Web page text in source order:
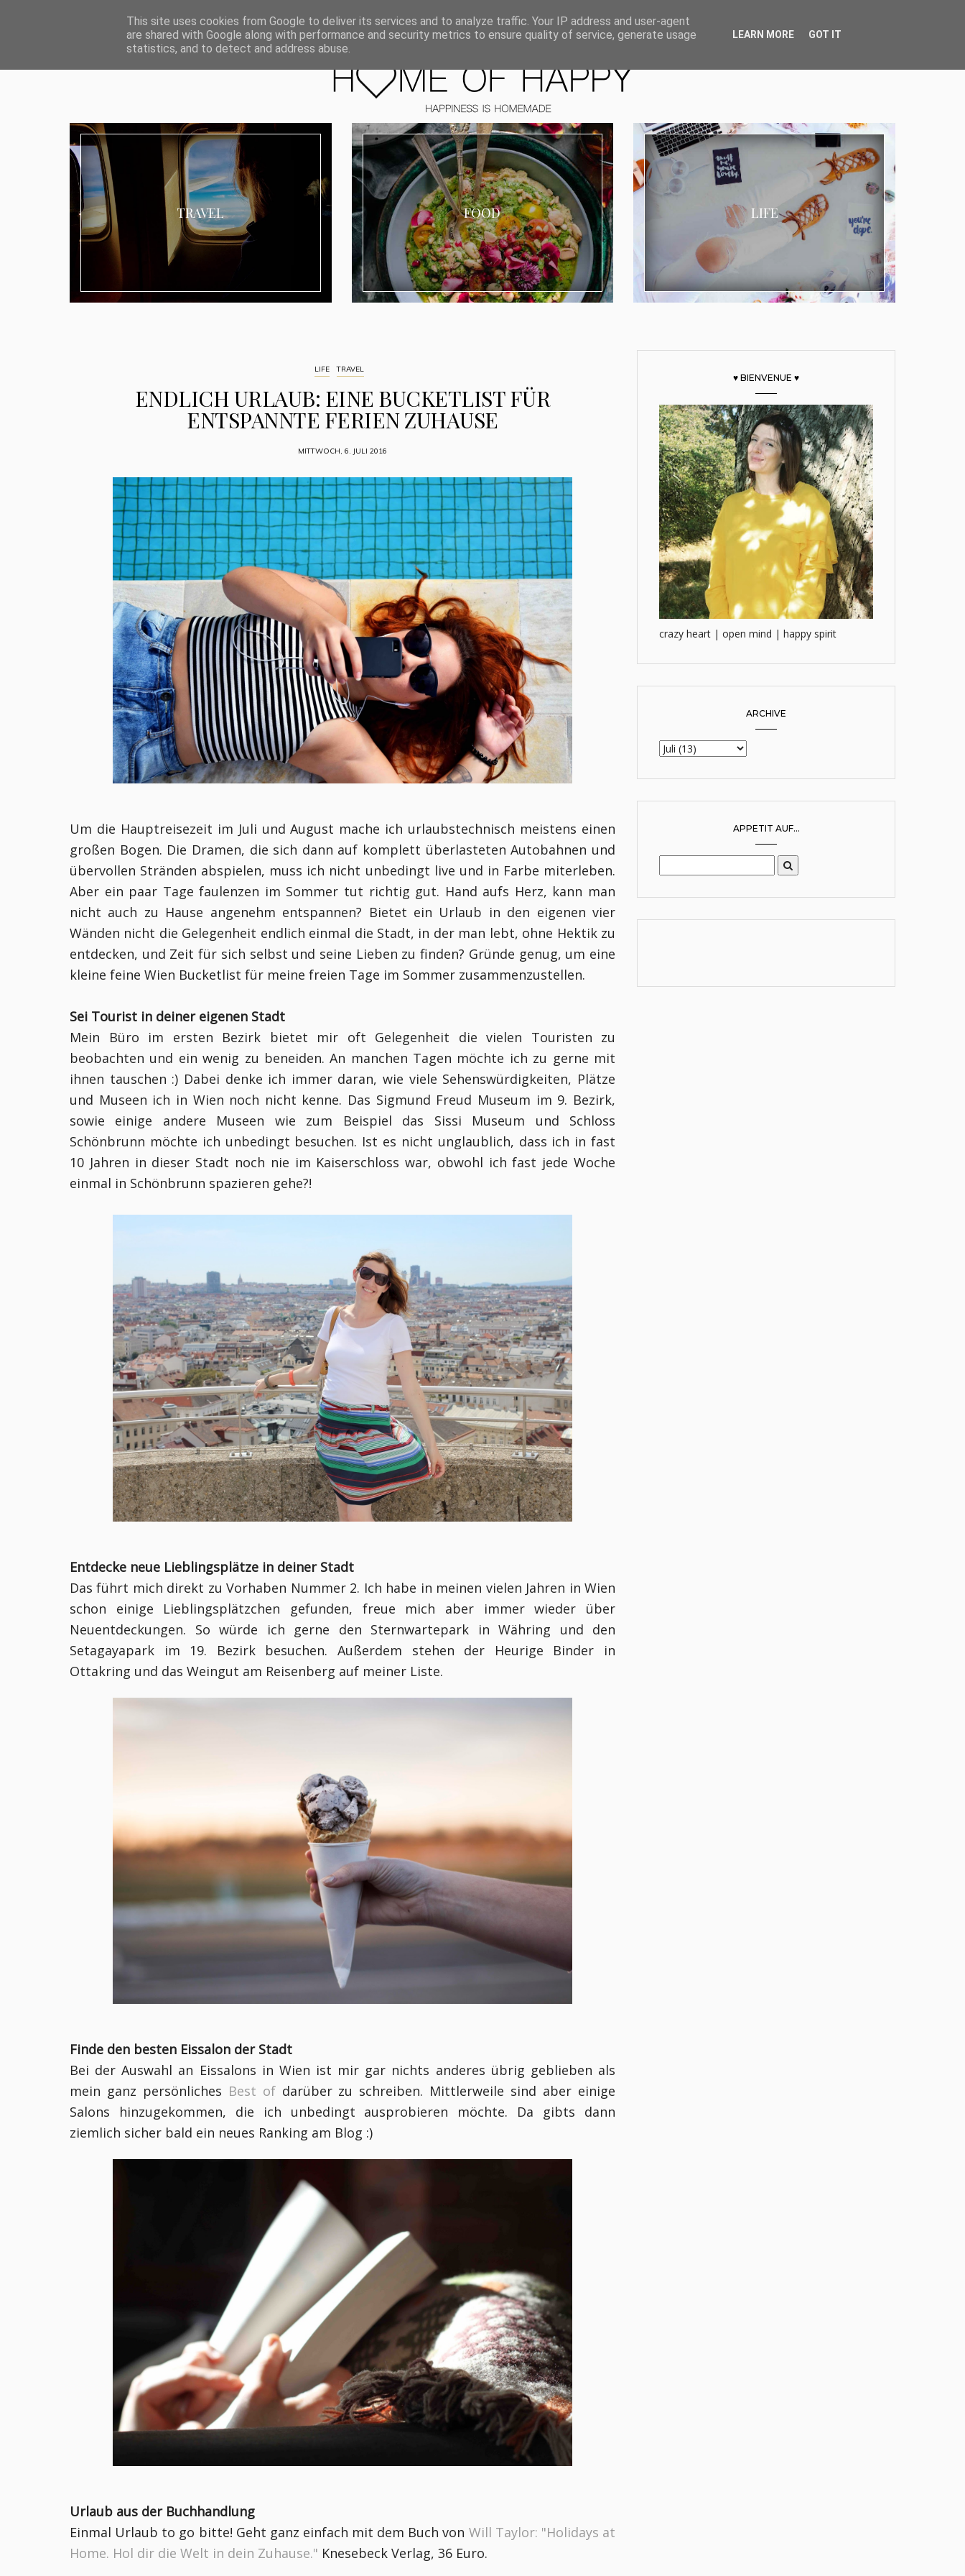
ABOUT I MEDIA & PR IMPRESSUM DATENSCHUTZ KATEGORIEN
TRAVEL FOOD LIFE
LIFE TRAVEL
ENDLICH URLAUB: EINE BUCKETLIST FÜR
ENTSPANNTE FERIEN ZUHAUSE
MITTWOCH, 6. JULI 2016
Um die Hauptreisezeit im Juli und August mache ich urlaubstechnisch meistens einen
großen Bogen. Die Dramen, die sich dann auf komplett überlasteten Autobahnen und
übervollen Stränden abspielen, muss ich nicht unbedingt live und in Farbe miterleben.
Aber ein paar Tage faulenzen im Sommer tut richtig gut. Hand aufs Herz, kann man
nicht auch zu Hause angenehm entspannen? Bietet ein Urlaub in den eigenen vier
Wänden nicht die Gelegenheit endlich einmal die Stadt, in der man lebt, ohne Hektik zu
entdecken, und Zeit für sich selbst und seine Lieben zu finden? Gründe genug, um eine
kleine feine Wien Bucketlist für meine freien Tage im Sommer zusammenzustellen.
Sei Tourist in deiner eigenen Stadt
Mein Büro im ersten Bezirk bietet mir oft Gelegenheit die vielen Touristen zu
beobachten und ein wenig zu beneiden. An manchen Tagen möchte ich zu gerne mit
ihnen tauschen :) Dabei denke ich immer daran, wie viele Sehenswürdigkeiten, Plätze
und Museen ich in Wien noch nicht kenne. Das Sigmund Freud Museum im 9. Bezirk,
sowie einige andere Museen wie zum Beispiel das Sissi Museum und Schloss
Schönbrunn möchte ich unbedingt besuchen. Ist es nicht unglaublich, dass ich in fast
10 Jahren in dieser Stadt noch nie im Kaiserschloss war, obwohl ich fast jede Woche
einmal in Schönbrunn spazieren gehe?!
Entdecke neue Lieblingsplätze in deiner Stadt
Das führt mich direkt zu Vorhaben Nummer 2. Ich habe in meinen vielen Jahren in Wien
schon einige Lieblingsplätzchen gefunden, freue mich aber immer wieder über
Neuentdeckungen. So würde ich gerne den Sternwartepark in Währing und den
Setagayapark im 19. Bezirk besuchen. Außerdem stehen der Heurige Binder in
Ottakring und das Weingut am Reisenberg auf meiner Liste.
Finde den besten Eissalon der Stadt
Bei der Auswahl an Eissalons in Wien ist mir gar nichts anderes übrig geblieben als
mein ganz persönliches Best ofdarüber zu schreiben. Mittlerweile sind aber einige
Salons hinzugekommen, die ich unbedingt ausprobieren möchte. Da gibts dann
ziemlich sicher bald ein neues Ranking am Blog :)
Urlaub aus der Buchhandlung
Einmal Urlaub to go bitte! Geht ganz einfach mit dem Buch von Will Taylor: "Holidays at
Home. Hol dir die Welt in dein Zuhause." Knesebeck Verlag, 36 Euro.
♥ BIENVENUE ♥
crazy heart | open mind | happy spirit
ARCHIVE
APPETIT AUF...
This site uses cookies from Google to deliver its services and to analyze traffic. Your IP address and user-agent
are shared with Google along with performance and security metrics to ensure quality of service, generate usage
statistics, and to detect and address abuse.
LEARN MORE GOT IT